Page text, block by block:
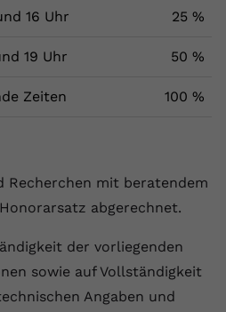
16 Uhr 25 %
19 Uhr 50 %
Zeiten 100 %
Recherchen mit beratendem
abgerechnet.
der vorliegenden
sowie auf Vollständigkeit
Angaben und